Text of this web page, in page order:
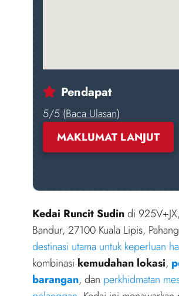
Pendapat
5/5 (Baca Ulasan)
MAKLUMAT LANJUT
Kedai Runcit Sudindi
Bandur, 27100 Kuala Lipis,
destinasi utama untuk keperluan
kombinasi kemudahan lokasi,
barangan, dan perkhidmatan